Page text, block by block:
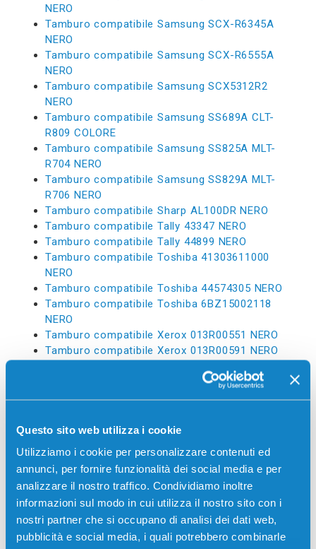
Questo sito web utilizza i cookie
Utilizziamo i cookie per personalizzare contenuti ed
annunci, per fornire funzionalità dei social media e per
analizzare il nostro traffico. Condividiamo inoltre
informazioni sul modo in cui utilizza il nostro sito con i
nostri partner che si occupano di analisi dei dati web,
pubblicità e social media, i quali potrebbero combinarle
NERO
Tamburo compatibile Samsung SCX-R6345A
NERO
Tamburo compatibile Samsung SCX-R6555A
NERO
Tamburo compatibile Samsung SCX5312R2
NERO
Tamburo compatibile Samsung SS689A CLT-
R809 COLORE
Tamburo compatibile Samsung SS825A MLT-
R704 NERO
Tamburo compatibile Samsung SS829A MLT-
R706 NERO
Tamburo compatibile Sharp AL100DR NERO
Tamburo compatibile Tally 43347 NERO
Tamburo compatibile Tally 44899 NERO
Tamburo compatibile Toshiba 41303611000
NERO
Tamburo compatibile Toshiba 44574305 NERO
Tamburo compatibile Toshiba 6BZ15002118
NERO
Tamburo compatibile Xerox 013R00551 NERO
Tamburo compatibile Xerox 013R00591 NERO
Tamburo compatibile Xerox 013R00603 COLORE
Tamburo compatibile Xerox 013R00647 NERO
Tamburo compatibile Xerox 013R00658 GIALLO
MAGENTA
Tamburo compatibile Xerox 013R00660 CIANO
Tamburo compatibile Xerox 013R00663 NERO
Tamburo compatibile Xerox 013R00664 COLORE
Tamburo compatibile Xerox 013R00679 NERO
Tamburo compatibile Xerox 013R00681 COLORE